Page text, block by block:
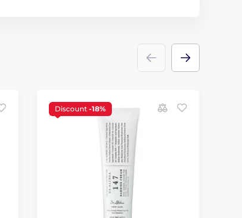
Discount -18%